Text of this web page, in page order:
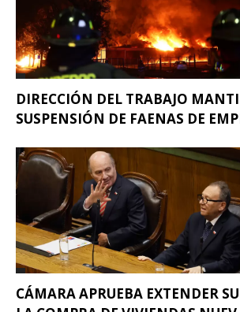
DIRECCIÓN DEL TRABAJO
SUSPENSIÓN DE FAENAS DE
CÁMARA APRUEBA EXTENDER